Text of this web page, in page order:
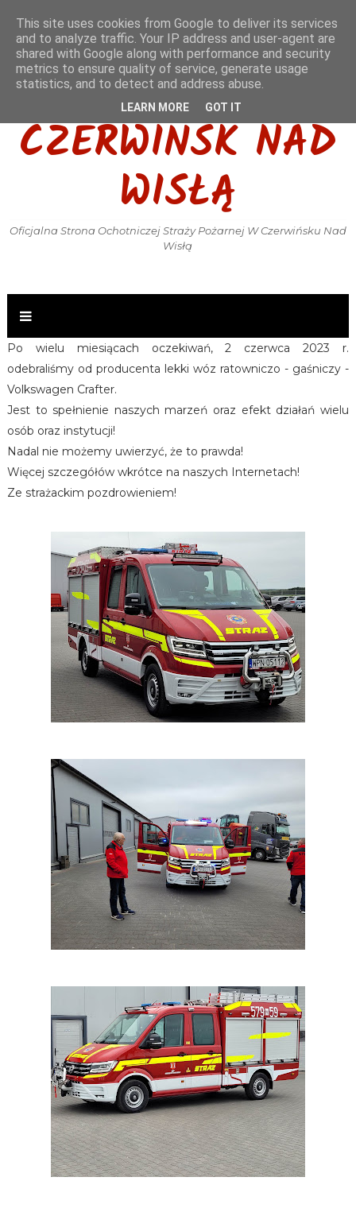
OSP KSRG
CZERWIŃSK NAD
WISŁĄ
Oficjalna Strona Ochotniczej Straży Pożarnej W Czerwińsku Nad
Wisłą
Po wielu miesiącach oczekiwań, 2 czerwca 2023 r.
odebraliśmy od producenta lekki wóz ratowniczo - gaśniczy -
Volkswagen Crafter.
Jest to spełnienie naszych marzeń oraz efekt działań wielu
osób oraz instytucji!
Nadal nie możemy uwierzyć, że to prawda!
Więcej szczegółów wkrótce na naszych Internetach!
Ze strażackim pozdrowieniem!
This site uses cookies from Google to deliver its services
and to analyze traffic. Your IP address and user-agent are
shared with Google along with performance and security
metrics to ensure quality of service, generate usage
statistics, and to detect and address abuse.
LEARN MORE GOT IT